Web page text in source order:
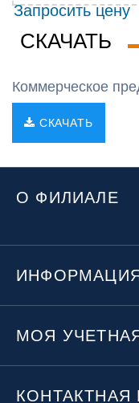
Запросить цену
СКАЧАТЬ
Коммерческое
СКАЧАТЬ
О ФИЛИАЛЕ
МОЯ